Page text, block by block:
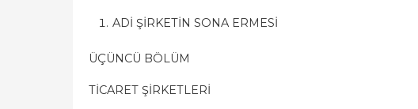
ADİ ŞİRKETİN SONA ERMESİ
ÜÇÜNCÜ BÖLÜM
TİCARET ŞİRKETLERİ